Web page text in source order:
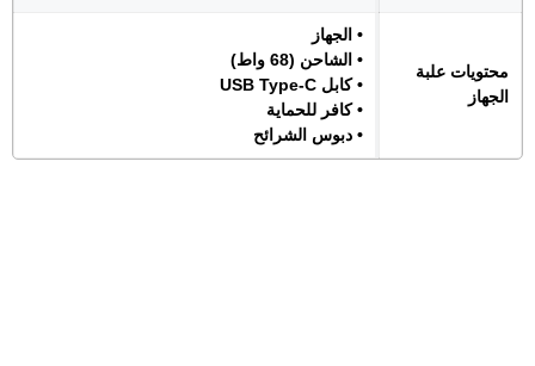
محتويات علبة
الجهاز
• الجهاز
• الشاحن (68 واط)
• كابل USB Type-C
• كافر للحماية
• دبوس الشرائح